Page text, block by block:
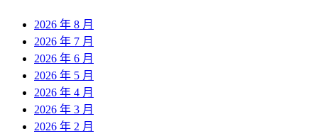
2026 年 8 月
2026 年 7 月
2026 年 6 月
2026 年 5 月
2026 年 4 月
2026 年 3 月
2026 年 2 月